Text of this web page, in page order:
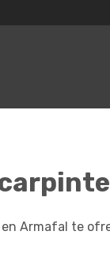
Armafal te